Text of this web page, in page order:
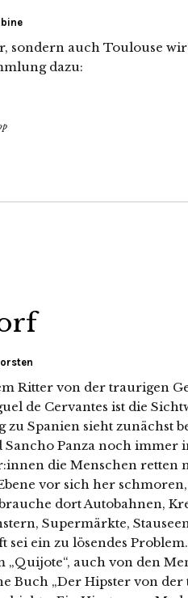
sondern auch Toulouse
dazu:
Ritter von der traurigen
de Cervantes ist die
zu Spanien sieht zunächst
Sancho Panza noch immer
die Menschen retten
vor sich her
dort Autobahnen,
Supermärkte,
sei ein zu lösendes
„Quijote“, auch von den
Buch „Der Hipster von